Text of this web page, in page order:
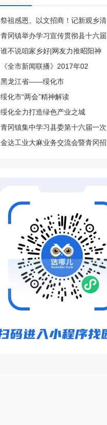
祭祖感恩、以文招商！记新观乡清
青冈镇举办学习宣传贯彻县十六届
谁不说咱家乡好|网友力推昭阳神
《全市新闻联播》2017年02
黑龙江省——绥化市
绥化市“两会”精神解读
绥化全力打造绿色产业之城
青冈镇集中学习县委第十六届一次
金达工业大麻业务交流会暨青冈招